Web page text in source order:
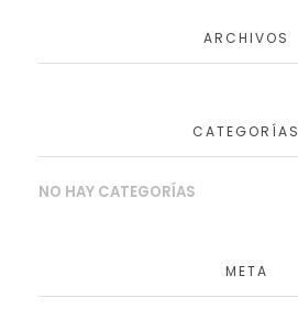
ARCHIVOS
CATEGORÍAS
NO HAY CATEGORÍAS
META